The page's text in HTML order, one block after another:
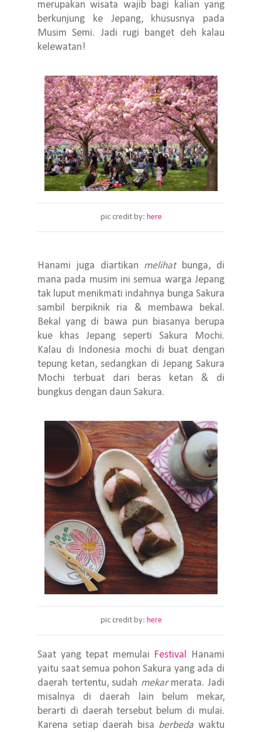
merupakan wisata wajib bagi kalian yang
berkunjung ke Jepang, khususnya pada
Musim Semi. Jadi rugi banget deh kalau
kelewatan!
pic credit by: here
Hanami juga diartikan melihatbunga, di
mana pada musim ini semua warga Jepang
tak luput menikmati indahnya bunga Sakura
sambil berpiknik ria & membawa bekal.
Bekal yang di bawa pun biasanya berupa
kue khas Jepang seperti Sakura Mochi.
Kalau di Indonesia mochi di buat dengan
tepung ketan, sedangkan di Jepang Sakura
Mochi terbuat dari beras ketan & di
bungkus dengan daun Sakura.
pic credit by: here
Saat yang tepat memulai Festival Hanami
yaitu saat semua pohon Sakura yang ada di
daerah tertentu, sudah mekarmerata. Jadi
misalnya di daerah lain belum mekar,
berarti di daerah tersebut belum di mulai.
Karena setiap daerah bisa berbeda waktu